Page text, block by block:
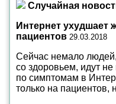
Случайная
Интернет ухудшает
пациентов 29.03.2018
Сейчас немало
со здоровьем, идут не
по симптомам в
только на пациентов,